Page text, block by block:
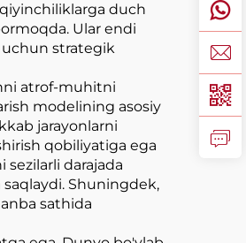
duch
Ular endi
uchun strategik
atrof-muhitni
modelining asosiy
jarayonlarni
qobiliyatiga ega
darajada
Shuningdek,
sathida